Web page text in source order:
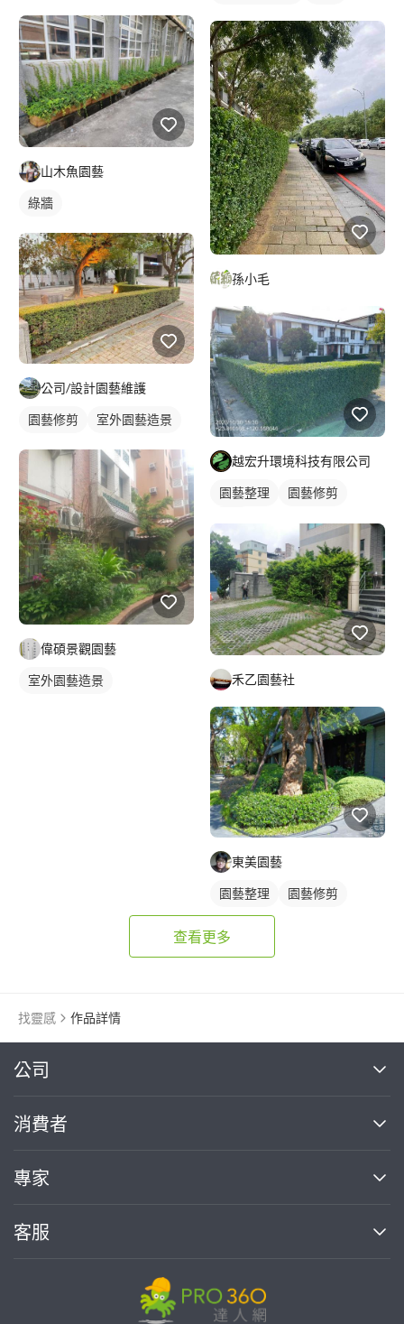
山木魚園藝
綠牆
公司/設計園藝維護
園藝修剪 室外園藝造景
偉碩景觀園藝
室外園藝造景
孫小毛
越宏升環境科技有限公司
園藝整理
園藝修剪
禾乙園藝社
東美園藝
園藝整理 園藝修剪
查看更多
找靈感 作品詳情
公司
關於我們
部落格
加入我們
消費者
買服務
熱門服務
專家
案件中心
客服
繼續完成